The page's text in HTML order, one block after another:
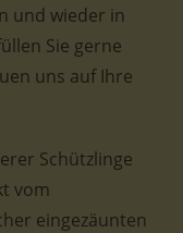
und wieder in
Sie gerne
uns auf Ihre
Schützlinge
vom
eingezäunten